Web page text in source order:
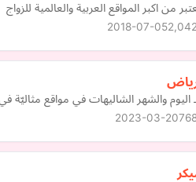
من اكبر المواقع العربية والعالمية للزواج
2018-07-05
بـ اليوم والشهر الشاليهات في مواقع
2023-03-20